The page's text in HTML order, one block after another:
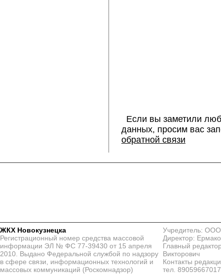
Если вы заметили
данных, просим вас
обратной связи
ЖКХ Новокузнецка
Регистрационный номер средства массовой
информации ЭЛ № ФС 77-39430 от 15 апреля
2010. Выдано Федеральной службой по надзору
в сфере связи, информационных технологий и
массовых коммуникаций (Роскомнадзор)
Учредитель:
Директор:
Главный
Викторович
Контакты
тел. 89059667017